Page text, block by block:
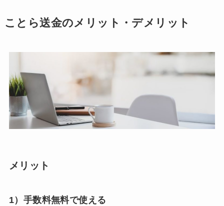
ことら送金のメリット・デメリット
メリット
1）手数料無料で使える